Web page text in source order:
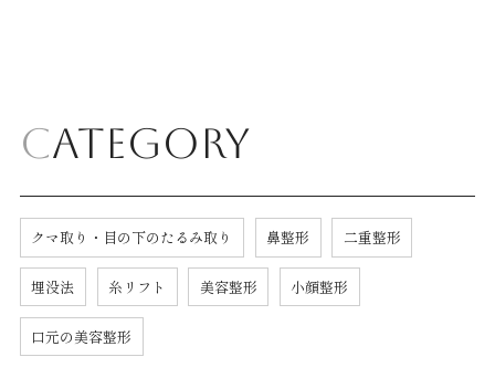
Category
クマ取り・目の下のたるみ取り 鼻整形 二重整形
埋没法 糸リフト 美容整形 小顔整形
口元の美容整形